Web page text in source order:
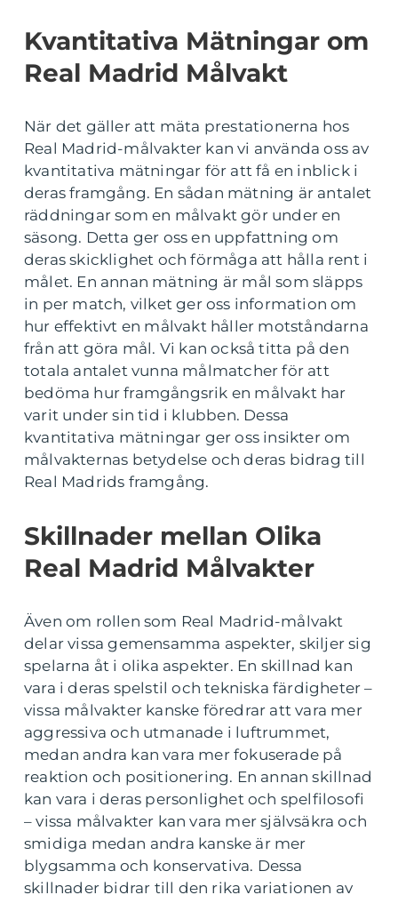
Kvantitativa Mätningar om
Real Madrid Målvakt
När det gäller att mäta prestationerna hos
Real Madrid-målvakter kan vi använda oss av
kvantitativa mätningar för att få en inblick i
deras framgång. En sådan mätning är antalet
räddningar som en målvakt gör under en
säsong. Detta ger oss en uppfattning om
deras skicklighet och förmåga att hålla rent i
målet. En annan mätning är mål som släpps
in per match, vilket ger oss information om
hur effektivt en målvakt håller motståndarna
från att göra mål. Vi kan också titta på den
totala antalet vunna målmatcher för att
bedöma hur framgångsrik en målvakt har
varit under sin tid i klubben. Dessa
kvantitativa mätningar ger oss insikter om
målvakternas betydelse och deras bidrag till
Real Madrids framgång.
Skillnader mellan Olika
Real Madrid Målvakter
Även om rollen som Real Madrid-målvakt
delar vissa gemensamma aspekter, skiljer sig
spelarna åt i olika aspekter. En skillnad kan
vara i deras spelstil och tekniska färdigheter –
vissa målvakter kanske föredrar att vara mer
aggressiva och utmanade i luftrummet,
medan andra kan vara mer fokuserade på
reaktion och positionering. En annan skillnad
kan vara i deras personlighet och spelfilosofi
– vissa målvakter kan vara mer självsäkra och
smidiga medan andra kanske är mer
blygsamma och konservativa. Dessa
skillnader bidrar till den rika variationen av